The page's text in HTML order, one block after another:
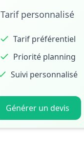
Tarif personnalisé
Tarif préférentiel
Priorité planning
Suivi personnalisé
Générer un devis